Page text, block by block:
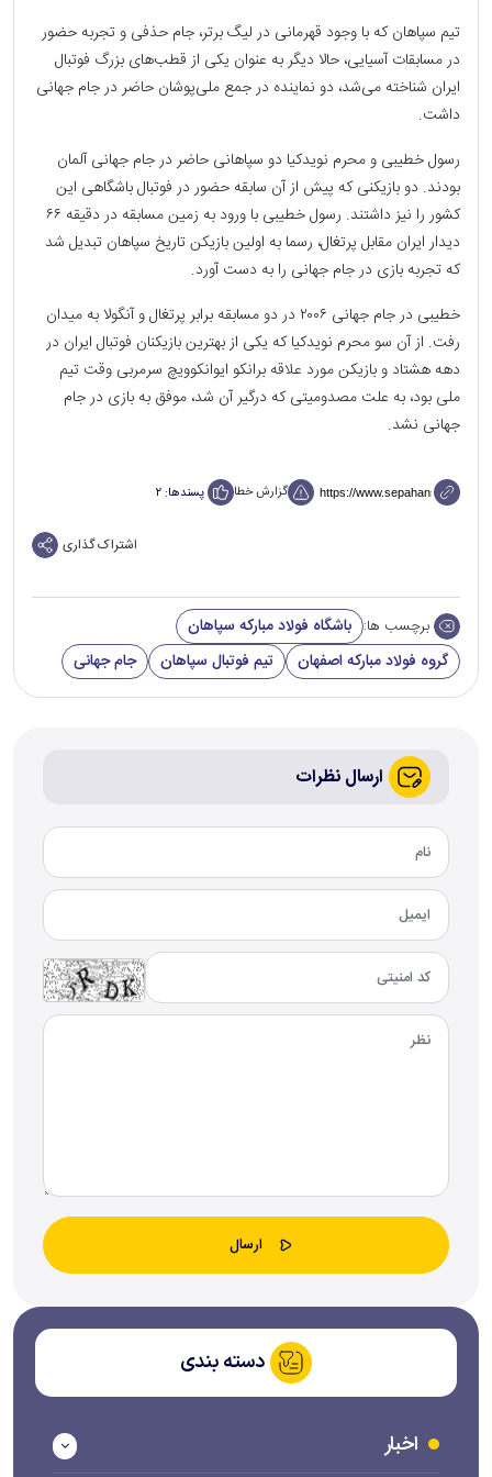
تیم سپاهان که با وجود قهرمانی در لیگ برتر، جام حذفی و تجربه حضور
در مسابقات آسیایی، حالا دیگر به عنوان یکی از قطب‌های بزرگ فوتبال
ایران شناخته می‌شد، دو نماینده در جمع ملی‌پوشان حاضر در جام جهانی
داشت.
رسول خطیبی و محرم نویدکیا دو سپاهانی حاضر در جام جهانی آلمان
بودند. دو بازیکنی که پیش از آن سابقه حضور در فوتبال باشگاهی این
کشور را نیز داشتند. رسول خطیبی با ورود به زمین مسابقه در دقیقه ۶۶
دیدار ایران مقابل پرتغال، رسما به اولین بازیکن تاریخ سپاهان تبدیل شد
که تجربه بازی در جام جهانی را به دست آورد.
خطیبی در جام جهانی ۲۰۰۶ در دو مسابقه برابر پرتغال و آنگولا به میدان
رفت. از آن سو محرم نویدکیا که یکی از بهترین بازیکنان فوتبال ایران در
دهه هشتاد و بازیکن مورد علاقه برانکو ایوانکوویچ سرمربی وقت تیم
ملی بود، به علت مصدومیتی که درگیر آن شد، موفق به بازی در جام
جهانی نشد.
گزارش خطا پسندها: ۲
اشتراک گذاری
برچسب ها: باشگاه فولاد مبارکه سپاهان
گروه فولاد مبارکه اصفهان
تیم فوتبال سپاهان جام جهانی
ارسال نظرات
دسته بندی
اخبار